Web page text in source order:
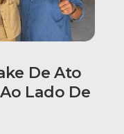
De Ato
Lado De